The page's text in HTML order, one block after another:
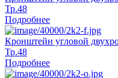
Тр.48
Подробнее
Кронштейн угловой
Тр.48
Подробнее